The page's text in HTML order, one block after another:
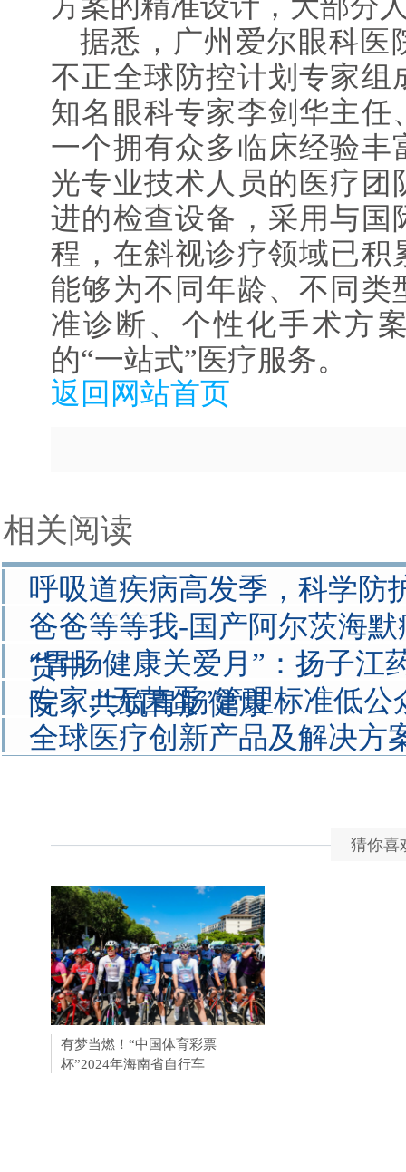
据悉，广州爱尔眼科医
不正全球防控计划专家组
知名眼科专家李剑华主任
一个拥有众多临床经验丰
光专业技术人员的医疗团
进的检查设备，采用与国
程，在斜视诊疗领域已积
能够为不同年龄、不同类
准诊断、个性化手术方
的“一站式”医疗服务。
返回网站首页
相关阅读
呼吸道疾病高发季，科学防
爸爸等等我-国产阿尔茨海
货中
“胃肠健康关爱月”：扬子江
院，共筑胃肠健康
专家:“无菌蛋”管理标准低公
全球医疗创新产品及解决方
猜你喜
有梦当燃！“中国体育彩票
杯”2024年海南省自行车